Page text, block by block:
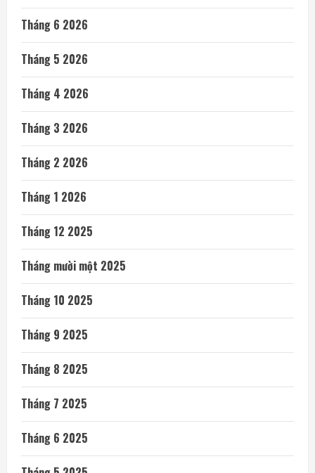
Tháng 6 2026
Tháng 5 2026
Tháng 4 2026
Tháng 3 2026
Tháng 2 2026
Tháng 1 2026
Tháng 12 2025
Tháng mười một 2025
Tháng 10 2025
Tháng 9 2025
Tháng 8 2025
Tháng 7 2025
Tháng 6 2025